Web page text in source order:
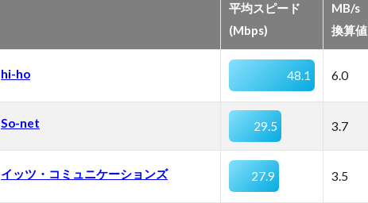
平均スピード
(Mbps)
MB/s
換算値
hi-ho 48.1 6.0
So-net 29.5 3.7
イッツ・コミュニケーションズ 27.9 3.5